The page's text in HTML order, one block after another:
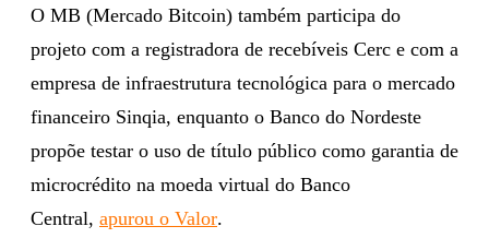
O MB (Mercado Bitcoin) também participa do
projeto com a registradora de recebíveis Cerc e com a
empresa de infraestrutura tecnológica para o mercado
financeiro Sinqia, enquanto o Banco do Nordeste
propõe testar o uso de título público como garantia de
microcrédito na moeda virtual do Banco
Central, apurou o Valor.